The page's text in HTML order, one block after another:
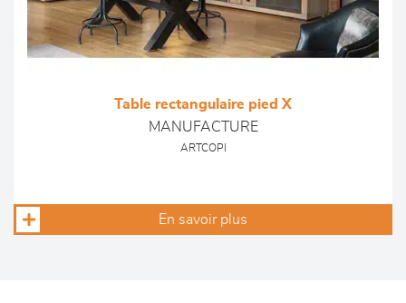
Table rectangulaire pied X
MANUFACTURE
ARTCOPI
En savoir plus